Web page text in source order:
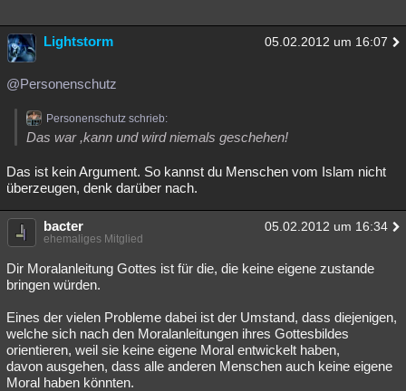
Lightstorm 05.02.2012 um 16:07
@Personenschutz
Personenschutz schrieb:
Das war ,kann und wird niemals geschehen!
Das ist kein Argument. So kannst du Menschen vom Islam nicht
überzeugen, denk darüber nach.
bacter 05.02.2012 um 16:34
ehemaliges Mitglied
Dir Moralanleitung Gottes ist für die, die keine eigene zustande
bringen würden.
Eines der vielen Probleme dabei ist der Umstand, dass diejenigen,
welche sich nach den Moralanleitungen ihres Gottesbildes
orientieren, weil sie keine eigene Moral entwickelt haben,
davon ausgehen, dass alle anderen Menschen auch keine eigene
Moral haben könnten.